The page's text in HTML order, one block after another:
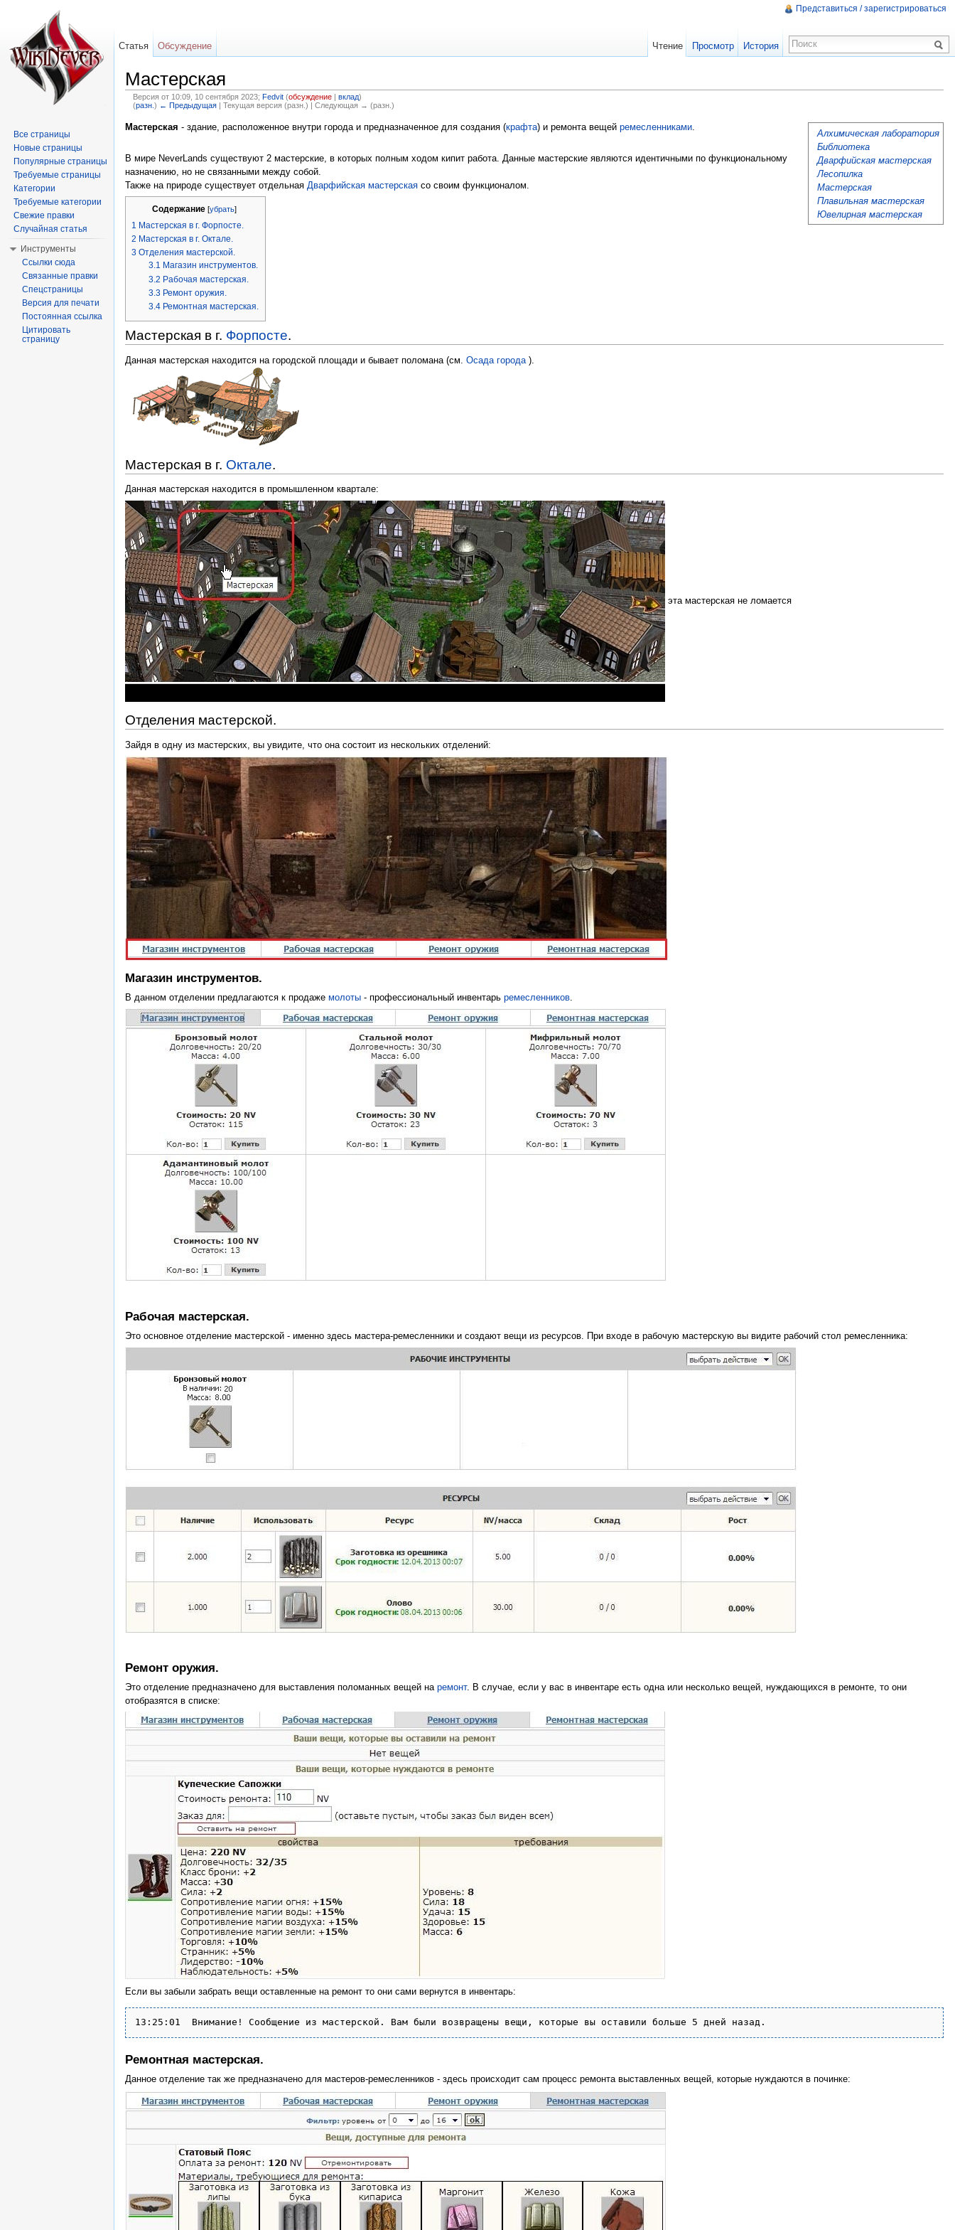
Мастерская
Версия от 10:09, 10 сентября 2023; Fedvit (обсуждение| вклад)
(разн. ) ← Предыдущая| Текущая версия (разн.) | Следующая → (разн.)
Алхимическая лаборатория
Библиотека
Дварфийская мастерская
Лесопилка
Мастерская
Плавильная мастерская
Ювелирная мастерская
Мастерская - здание, расположенное внутри города и предназначенное для создания (крафта) и ремонта вещей ремесленниками
В мире NeverLands существуют 2 мастерские, в которых полным ходом кипит работа. Данные мастерские являются идентичными по функциональному
назначению, но не связанными между собой.
Также на природе существует отдельная Дварфийская мастерская со своим функционалом.
Содержание [убрать]
1 Мастерская в г. Форпосте.
2 Мастерская в г. Октале.
3 Отделения мастерской.
3.1 Магазин инструментов.
3.2 Рабочая мастерская.
3.3 Ремонт оружия.
3.4 Ремонтная мастерская.
Мастерская в г. Форпосте.
Данная мастерская находится на городской площади и бывает поломана (см. Осада города ).
Мастерская в г. Октале.
Данная мастерская находится в промышленном квартале:
эта мастерская не ломается
Отделения мастерской.
Зайдя в одну из мастерских, вы увидите, что она состоит из нескольких отделений:
Магазин инструментов.
В данном отделении предлагаются к продаже молоты - профессиональный инвентарь ремесленников
Рабочая мастерская.
Это основное отделение мастерской - именно здесь мастера-ремесленники и создают вещи из ресурсов. При входе в рабочую мастерскую вы видите рабочий стол ремесленника:
Ремонт оружия.
Это отделение предназначено для выставления поломанных вещей на ремонт. В случае, если у вас в инвентаре есть одна или несколько вещей, нуждающихся в ремонте, то они
отобразятся в списке:
Если вы забыли забрать вещи оставленные на ремонт то они сами вернутся в инвентарь:
Ремонтная мастерская.
Данное отделение так же предназначено для мастеров-ремесленников - здесь происходит сам процесс ремонта выставленных вещей, которые нуждаются в починке:
Представиться / зарегистрироваться
Статья Обсуждение Чтение Просмотр История
Все страницы
Новые страницы
Популярные страницы
Требуемые страницы
Категории
Требуемые категории
Свежие правки
Случайная статья
Инструменты
Ссылки сюда
Связанные правки
Спецстраницы
Версия для печати
Постоянная ссылка
Цитировать
страницу